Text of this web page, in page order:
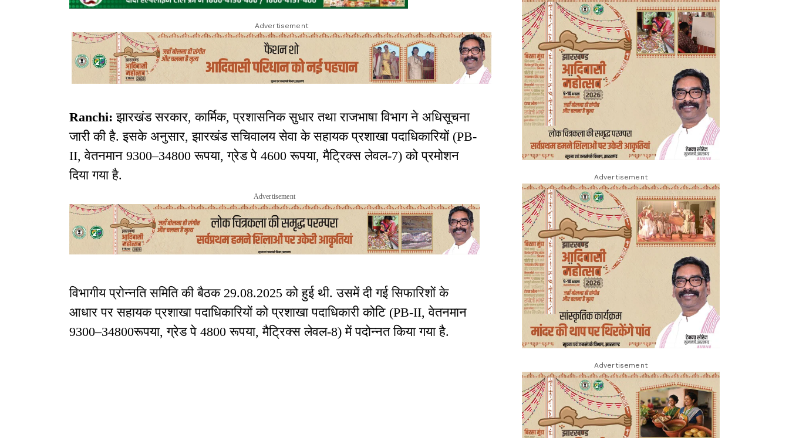
Advertisement
Ranchi:झारखंड सरकार, कार्मिक, प्रशासनिक सुधार तथा राजभाषा विभाग ने अधिसूचना
जारी की है. इसके अनुसार, झारखंड सचिवालय सेवा के सहायक प्रशाखा पदाधिकारियों (PB-
II, वेतनमान 9300–34800 रूपया, ग्रेड पे 4600 रूपया, मैट्रिक्स लेवल-7) को प्रमोशन
दिया गया है.
Advertisement
विभागीय प्रोन्नति समिति की बैठक 29.08.2025 को हुई थी. उसमें दी गई सिफारिशों के
आधार पर सहायक प्रशाखा पदाधिकारियों को प्रशाखा पदाधिकारी कोटि (PB-II, वेतनमान
9300–34800रूपया, ग्रेड पे 4800 रूपया, मैट्रिक्स लेवल-8) में पदोन्नत किया गया है.
Advertisement
Advertisement